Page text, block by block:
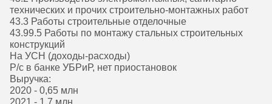
технических и прочих строительно-монтажных работ
43.3 Работы строительные отделочные
43.99.5 Работы по монтажу стальных строительных
конструкций
На УСН (доходы-расходы)
Р/с в банке УБРиР, нет приостановок
Выручка:
2020 - 0,65 млн